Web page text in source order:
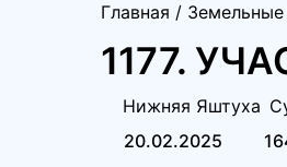
Главная / Земельные
1177.
Нижняя Яштуха
20.02.2025